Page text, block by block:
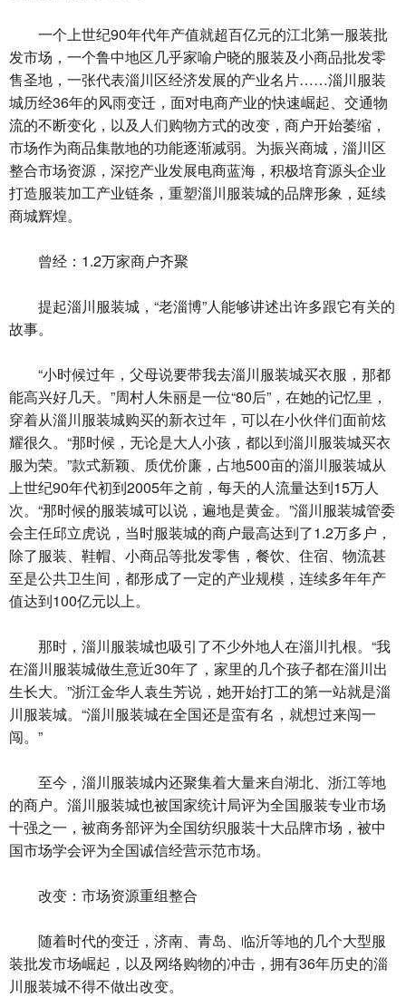
一个上世纪90年代年产值就超百亿元的江北第一服装批
发市场，一个鲁中地区几乎家喻户晓的服装及小商品批发零
售圣地，一张代表淄川区经济发展的产业名片……淄川服装
城历经36年的风雨变迁，面对电商产业的快速崛起、交通物
流的不断变化，以及人们购物方式的改变，商户开始萎缩，
市场作为商品集散地的功能逐渐减弱。为振兴商城，淄川区
整合市场资源，深挖产业发展电商蓝海，积极培育源头企业
打造服装加工产业链条，重塑淄川服装城的品牌形象，延续
商城辉煌。
曾经：1.2万家商户齐聚
提起淄川服装城，“老淄博”人能够讲述出许多跟它有关的
故事。
“小时候过年，父母说要带我去淄川服装城买衣服，那都
能高兴好几天。”周村人朱丽是一位“80后”，在她的记忆里，
穿着从淄川服装城购买的新衣过年，可以在小伙伴们面前炫
耀很久。“那时候，无论是大人小孩，都以到淄川服装城买衣
服为荣。”款式新颖、质优价廉，占地500亩的淄川服装城从
上世纪90年代初到2005年之前，每天的人流量达到15万人
次。“那时候的服装城可以说，遍地是黄金。”淄川服装城管委
会主任邱立虎说，当时服装城的商户最高达到了1.2万多户，
除了服装、鞋帽、小商品等批发零售，餐饮、住宿、物流甚
至是公共卫生间，都形成了一定的产业规模，连续多年年产
值达到100亿元以上。
那时，淄川服装城也吸引了不少外地人在淄川扎根。“我
在淄川服装城做生意近30年了，家里的几个孩子都在淄川出
生长大。”浙江金华人袁生芳说，她开始打工的第一站就是淄
川服装城。“淄川服装城在全国还是蛮有名，就想过来闯一
闯。”
至今，淄川服装城内还聚集着大量来自湖北、浙江等地
的商户。淄川服装城也被国家统计局评为全国服装专业市场
十强之一，被商务部评为全国纺织服装十大品牌市场，被中
国市场学会评为全国诚信经营示范市场。
改变：市场资源重组整合
随着时代的变迁，济南、青岛、临沂等地的几个大型服
装批发市场崛起，以及网络购物的冲击，拥有36年历史的淄
川服装城不得不做出改变。